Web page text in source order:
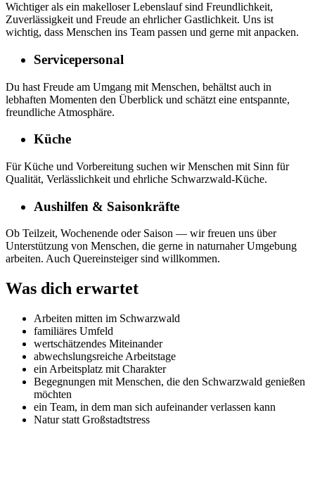
Wichtiger als ein makelloser Lebenslauf sind Freundlichkeit,
Zuverlässigkeit und Freude an ehrlicher Gastlichkeit. Uns ist
wichtig, dass Menschen ins Team passen und gerne mit anpacken.
Servicepersonal
Du hast Freude am Umgang mit Menschen, behältst auch in
lebhaften Momenten den Überblick und schätzt eine entspannte,
freundliche Atmosphäre.
Küche
Für Küche und Vorbereitung suchen wir Menschen mit Sinn für
Qualität, Verlässlichkeit und ehrliche Schwarzwald-Küche.
Aushilfen & Saisonkräfte
Ob Teilzeit, Wochenende oder Saison — wir freuen uns über
Unterstützung von Menschen, die gerne in naturnaher Umgebung
arbeiten. Auch Quereinsteiger sind willkommen.
Was dich erwartet
Arbeiten mitten im Schwarzwald
familiäres Umfeld
wertschätzendes Miteinander
abwechslungsreiche Arbeitstage
ein Arbeitsplatz mit Charakter
Begegnungen mit Menschen, die den Schwarzwald genießen
möchten
ein Team, in dem man sich aufeinander verlassen kann
Natur statt Großstadtstress